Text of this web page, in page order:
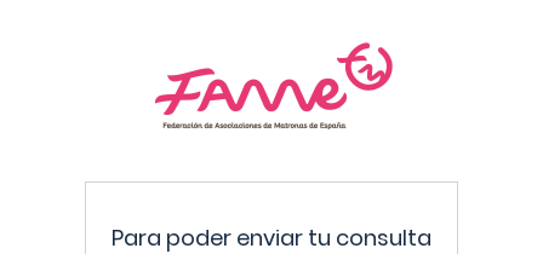
Para poder enviar tu consulta